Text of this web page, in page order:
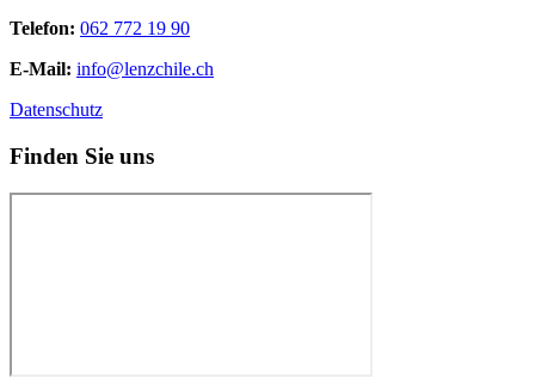
Telefon: 062 772 19 90
E-Mail: info@lenzchile.ch
Datenschutz
Finden Sie uns